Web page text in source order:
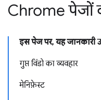
Chrome पेजों
इस पेज पर, यह जानकारी
गुप्त विंडो का व्यवहार
मेनिफ़ेस्ट